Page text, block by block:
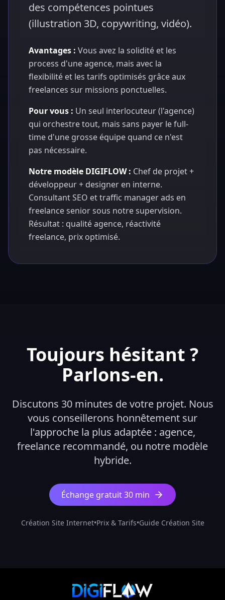
des compétences pointues
(illustration 3D, copywriting, vidéo).
Avantages : Vous avez la solidité et les
process d'une agence, mais avec la
flexibilité et les tarifs optimisés grâce aux
freelances sur missions ponctuelles.
Pour vous : Un seul interlocuteur (l'agence)
qui orchestre tout, mais sans payer le full-
time d'une grosse équipe quand ce n'est
pas nécessaire.
Notre modèle DIGIFLOW : Chef de projet +
développeur + designer en interne.
Consultant SEO et traffic manager ads en
freelance senior sous notre supervision.
Résultat : qualité agence, réactivité
freelance, prix optimisé.
Toujours hésitant ?
Parlons-en.
Discutons 30 minutes de votre projet. Nous
vous conseillerons honnêtement sur
l'approche la plus adaptée : agence,
freelance recommandé, ou notre modèle
hybride.
Échange gratuit 30 min
Création Site Internet•Prix & Tarifs•Guide Création Site